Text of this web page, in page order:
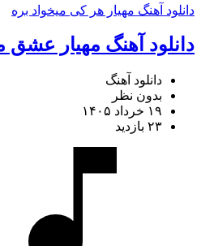
دانلود آهنگ مهیار هر کی میخواد بره
دانلود آهنگ مهیار عشق
دانلود آهنگ
بدون نظر
۱۹ خرداد ۱۴۰۵
۲۳ بازدید